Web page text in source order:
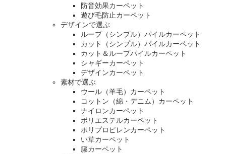
防音効果カーペット
遊び毛防止カーペット
デザインで選ぶ
ループ（シンプル）パイルカーペット
カット（シンプル）パイルカーペット
カット＆ループパイルカーペット
シャギーカーペット
デザインカーペット
素材で選ぶ
ウール（羊毛）カーペット
コットン（綿・デニム）カーペット
ナイロンカーペット
ポリエステルカーペット
ポリプロピレンカーペット
い草カーペット
籐カーペット